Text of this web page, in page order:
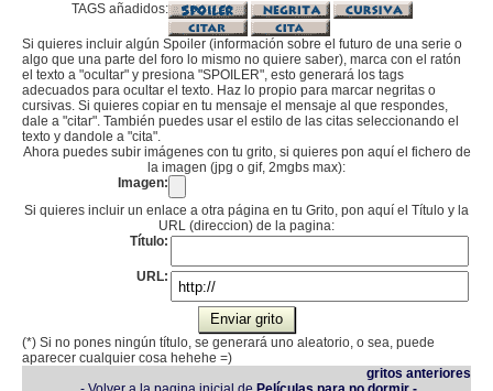
TAGS añadidos:
Si quieres incluir algún Spoiler (información sobre el futuro de una serie o
algo que una parte del foro lo mismo no quiere saber), marca con el ratón
el texto a "ocultar" y presiona "SPOILER", esto generará los tags
adecuados para ocultar el texto. Haz lo propio para marcar negritas o
cursivas. Si quieres copiar en tu mensaje el mensaje al que respondes,
dale a "citar". También puedes usar el estilo de las citas seleccionando el
texto y dandole a "cita".
Ahora puedes subir imágenes con tu grito, si quieres pon aquí el fichero de
la imagen (jpg o gif, 2mgbs max):
Imagen:
Si quieres incluir un enlace a otra página en tu Grito, pon aquí el Título y la
URL (direccion) de la pagina:
Título:
URL:
(*) Si no pones ningún título, se generará uno aleatorio, o sea, puede
aparecer cualquier cosa hehehe =)
gritos anteriores